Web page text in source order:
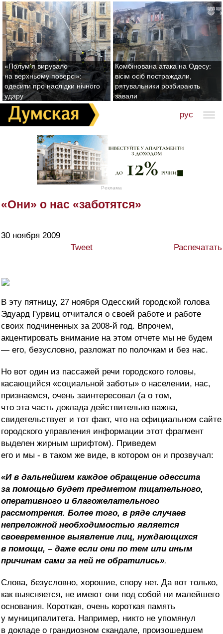
«Полум'я вирувало
на верхньому поверсі»:
одесити про наслідки нічного
удару
Комбінована атака на Одесу:
вісім осіб постраждали,
рятувальники розбирають
завали
рус
Реклама
«Они» о нас «заботятся»
30 ноября 2009
Tweet
Распечатать
В эту пятницу, 27 ноября Одесский городской голова
Эдуард Гурвиц отчитался о своей работе и работе
своих подчиненных за 2008-й год. Впрочем,
акцентировать внимание на этом отчете мы не будем
— его, безусловно, разложат по полочкам и без нас.
Но вот один из пассажей речи городского головы,
касающийся «социальной заботы» о населении, нас,
признаемся, очень заинтересовал (а о том,
что эта часть доклада действительно важна,
свидетельствует и тот факт, что на официальном сайте
городского управления информации этот фрагмент
выделен жирным шрифтом). Приведем
его и мы - в таком же виде, в котором он и прозвучал:
«И в дальнейшем каждое обращение одессита
за помощью будет предметом тщательного,
оперативного и благожелательного
рассмотрения. Более того, в ряде случаев
непреложной необходимостью является
своевременное выявление лиц, нуждающихся
в помощи, – даже если они по тем или иным
причинам сами за ней не обратились».
Слова, безусловно, хорошие, спору нет. Да вот только,
как выясняется, не имеют они под собой ни малейшего
основания. Короткая, очень короткая память
у муниципалитета. Например, никто не упомянул
в докладе о грандиозном скандале, произошедшем